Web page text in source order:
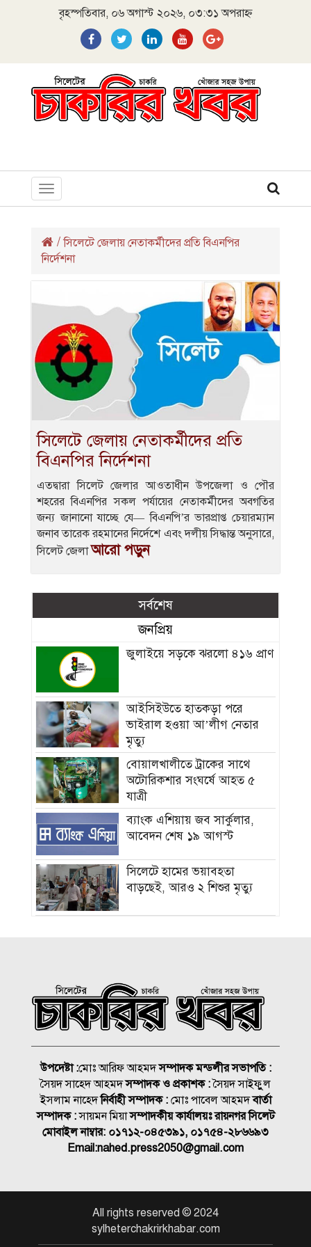
বৃহস্পতিবার, ০৬ অগাস্ট ২০২৬, ০৩:৩১ অপরাহ্ন
Toggle
navigation
/সিলেটে জেলায় নেতাকর্মীদের প্রতি বিএনপির
নির্দেশনা
সিলেটে জেলায় নেতাকর্মীদের প্রতি
বিএনপির নির্দেশনা
এতদ্বারা সিলেট জেলার আওতাধীন উপজেলা ও পৌর
শহরের বিএনপির সকল পর্যায়ের নেতাকর্মীদের অবগতির
জন্য জানানো যাচ্ছে যে— বিএনপি’র ভারপ্রাপ্ত চেয়ারম্যান
জনাব তারেক রহমানের নির্দেশে এবং দলীয় সিদ্ধান্ত অনুসারে,
সিলেট জেলাআরো পড়ুন
সর্বশেষ
জনপ্রিয়
জুলাইয়ে সড়কে ঝরলো ৪১৬ প্রাণ
আইসিইউতে হাতকড়া পরে
ভাইরাল হওয়া আ’লীগ নেতার
মৃত্যু
বোয়ালখালীতে ট্রাকের সাথে
অটোরিকশার সংঘর্ষে আহত ৫
যাত্রী
ব্যাংক এশিয়ায় জব সার্কুলার,
আবেদন শেষ ১৯ আগস্ট
সিলেটে হামের ভয়াবহতা
বাড়ছেই, আরও ২ শিশুর মৃত্যু
৫ দিন অনশনের পর বিয়ে, তিন
মাসেই মিললো ঝুলন্ত মরদেহ
২০২৭ সালের রমজান ও ঈদের
সম্ভাব্য তারিখ
পাকিস্তানে প্রতিবন্ধী তরুণীকে
বিদ্যালয়ের নতুন ভবনের উদ্বোধন
করলেন মন্ত্রী মুক্তাদির
উপদেষ্টা :মোঃ আরিফ আহমদসম্পাদক মন্ডলীর সভাপতি :
সৈয়দ সাহেদ আহমদসম্পাদক ও প্রকাশক :সৈয়দ সাইফুুল
ইসলাম নাহেদনির্বাহী সম্পাদক :মোঃ পাবেল আহমদবার্তা
সম্পাদক :সায়মন মিয়াসম্পাদকীয় কার্যালয়ঃ রায়নগর সিলেট
মোবাইল নাম্বার: ০১৭১২-০৪৫৩৯১, ০১৭৫৪-২৮৬৬৯৩
Email:nahed.press2050@gmail.com
All rights reserved © 2024
sylheterchakrirkhabar.com